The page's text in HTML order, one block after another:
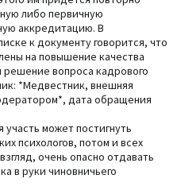
либо первичную
аккредитацию. В
к документу говорится, что
на повышение качества
вопроса кадрового
*Медвестник, внешняя
дата обращения
участь может постигнуть
психологов, потом и всех
очень опасно отдавать
в руки чиновничьего